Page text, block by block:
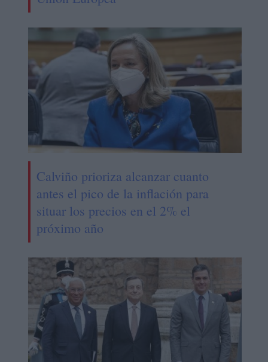
Calviño prioriza alcanzar cuanto
antes el pico de la inflación para
situar los precios en el 2% el
próximo año